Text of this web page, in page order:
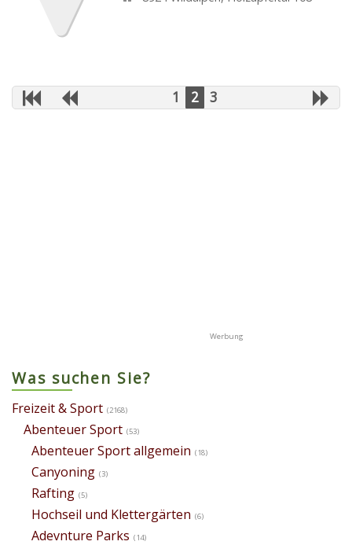
1 2 3
Was suchen Sie?
Freizeit & Sport (2168)
Abenteuer Sport (53)
Abenteuer Sport allgemein (18)
Canyoning (3)
Rafting (5)
Hochseil und Klettergärten (6)
Adevnture Parks (14)